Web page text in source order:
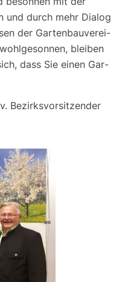
und durch mehr Dia­log
der Gar­ten­bau­ver­ei­
blei­ben
dass Sie einen Gar­
Bezirksvorsitzender